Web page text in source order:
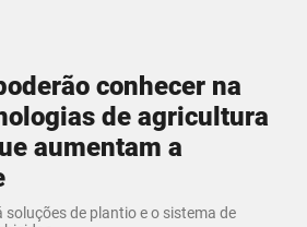
conhecer na
de agricultura
aumentam a
de plantio e o sistema de